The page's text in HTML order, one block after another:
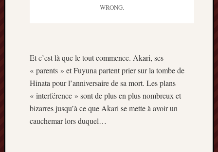
WRONG.
Et c’est là que le tout commence. Akari, ses
« parents » et Fuyuna partent prier sur la tombe de
Hinata pour l’anniversaire de sa mort. Les plans
« interférence » sont de plus en plus nombreux et
bizarres jusqu’à ce que Akari se mette à avoir un
cauchemar lors duquel…